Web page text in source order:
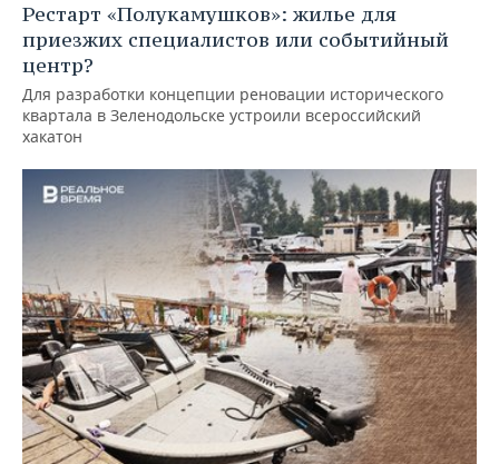
Рестарт «Полукамушков»: жилье для
приезжих специалистов или событийный
центр?
Для разработки концепции реновации исторического
квартала в Зеленодольске устроили всероссийский
хакатон